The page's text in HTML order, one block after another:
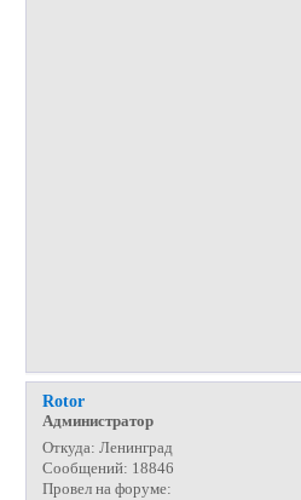
Rotor
Администратор
Откуда: Ленинград
Сообщений: 18846
Провел на форуме: